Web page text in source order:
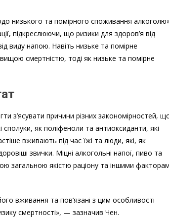
низького та помірного споживання
підкреслюючи, що ризики для здоров’я від
виду напою. Навіть низьке та помірне
смертністю, тоді як низьке та помірне
з’ясувати причини різних закономірностей,
як поліфеноли та антиоксиданти, які
вживають під час їжі та люди, які, як
звички. Міцні алкогольні напої, пиво та
загальною якістю раціону та іншими
вживання та пов’язані з цим особливості
смертності», — зазначив Чен.